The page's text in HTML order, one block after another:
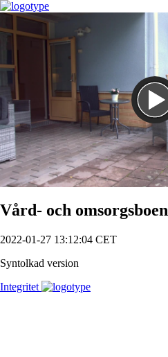
Spela
Vård- och
2022-01-27 13:12:04 CET
Syntolkad version
Integritet